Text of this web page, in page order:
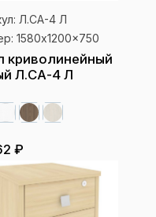
Л.СА-4 Л
1580x1200x750
криволинейный
Л.СА-4 Л
₽